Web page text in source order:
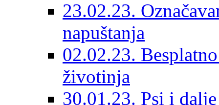
23.02.23.
napuštanja
02.02.23.
životinja
30.01.23. Psi i